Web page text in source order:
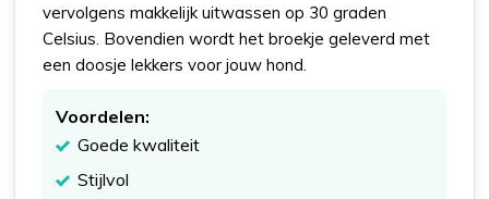
vervolgens makkelijk uitwassen op 30 graden
Celsius. Bovendien wordt het broekje geleverd met
een doosje lekkers voor jouw hond.
Voordelen:
Goede kwaliteit
Stijlvol